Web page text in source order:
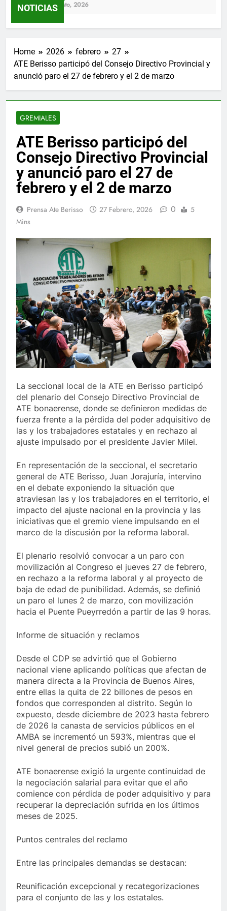
NOTICIAS4 Agosto, 2026
Home 2026 febrero
27
ATE Berisso participó del Consejo Directivo Provincial y
anunció paro el 27 de febrero y el 2 de marzo
GREMIALES
ATE Berisso participó del
Consejo Directivo Provincial
y anunció paro el 27 de
febrero y el 2 de marzo
Prensa Ate Berisso 27 Febrero, 2026 0
5
Mins
La seccional local de la ATE en Berisso participó
del plenario del Consejo Directivo Provincial de
ATE bonaerense, donde se definieron medidas de
fuerza frente a la pérdida del poder adquisitivo de
las y los trabajadores estatales y en rechazo al
ajuste impulsado por el presidente Javier Milei.
En representación de la seccional, el secretario
general de ATE Berisso, Juan Jorajuría, intervino
en el debate exponiendo la situación que
atraviesan las y los trabajadores en el territorio, el
impacto del ajuste nacional en la provincia y las
iniciativas que el gremio viene impulsando en el
marco de la discusión por la reforma laboral.
El plenario resolvió convocar a un paro con
movilización al Congreso el jueves 27 de febrero,
en rechazo a la reforma laboral y al proyecto de
baja de edad de punibilidad. Además, se definió
un paro el lunes 2 de marzo, con movilización
hacia el Puente Pueyrredón a partir de las 9 horas.
Informe de situación y reclamos
Desde el CDP se advirtió que el Gobierno
nacional viene aplicando políticas que afectan de
manera directa a la Provincia de Buenos Aires,
entre ellas la quita de 22 billones de pesos en
fondos que corresponden al distrito. Según lo
expuesto, desde diciembre de 2023 hasta febrero
de 2026 la canasta de servicios públicos en el
AMBA se incrementó un 593%, mientras que el
nivel general de precios subió un 200%.
ATE bonaerense exigió la urgente continuidad de
la negociación salarial para evitar que el año
comience con pérdida de poder adquisitivo y para
recuperar la depreciación sufrida en los últimos
meses de 2025.
Puntos centrales del reclamo
Entre las principales demandas se destacan:
Reunificación excepcional y recategorizaciones
para el conjunto de las y los estatales.